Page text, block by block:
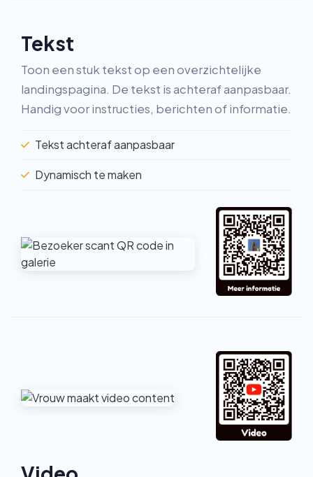
Tekst
Toon een stuk tekst op een overzichtelijke
landingspagina. De tekst is achteraf aanpasbaar.
Handig voor instructies, berichten of informatie.
Tekst achteraf aanpasbaar
Dynamisch te maken